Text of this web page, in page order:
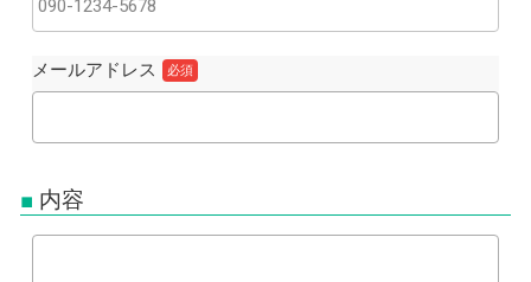
メールアドレス 必須
内容